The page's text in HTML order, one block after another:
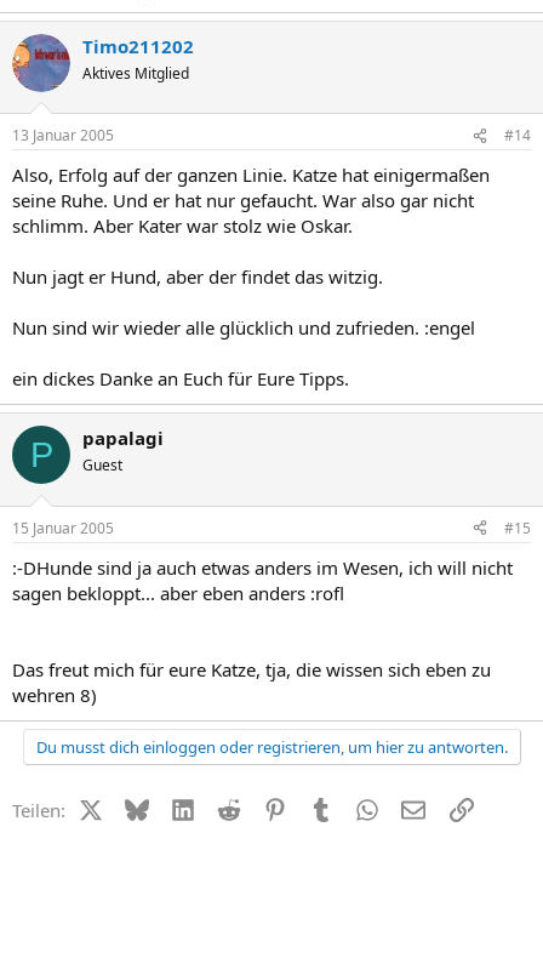
Timo211202
Aktives Mitglied
13 Januar 2005 #14
Also, Erfolg auf der ganzen Linie. Katze hat einigermaßen
seine Ruhe. Und er hat nur gefaucht. War also gar nicht
schlimm. Aber Kater war stolz wie Oskar.
Nun jagt er Hund, aber der findet das witzig.
Nun sind wir wieder alle glücklich und zufrieden. :engel
ein dickes Danke an Euch für Eure Tipps.
P papalagi
Guest
15 Januar 2005 #15
:-DHunde sind ja auch etwas anders im Wesen, ich will nicht
sagen bekloppt... aber eben anders :rofl
Das freut mich für eure Katze, tja, die wissen sich eben zu
wehren 8)
Du musst dich einloggen oder registrieren, um hier zu antworten.
Teilen: X (Twitter)
BlueskyLinkedIn
Reddit PinterestTumblr WhatsApp
E-MailLink